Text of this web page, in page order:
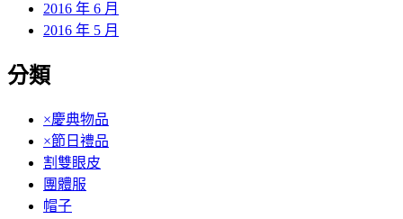
2016 年 6 月
2016 年 5 月
分類
×慶典物品
×節日禮品
割雙眼皮
團體服
帽子